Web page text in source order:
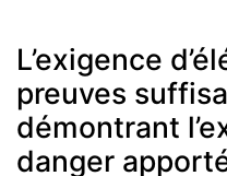
L’exigence
preuves
démontrant
danger